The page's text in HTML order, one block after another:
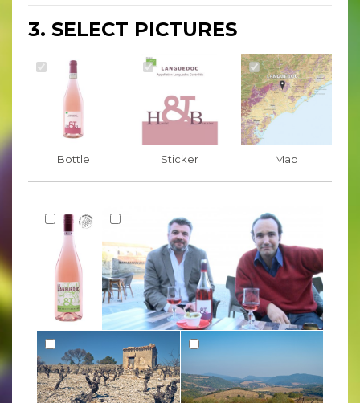
3. SELECT PICTURES
Bottle Sticker Map